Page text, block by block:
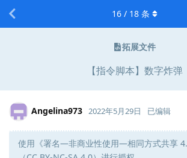
拓展文件
【指令脚本】数字炸弹
16 / 18 条
Angelina973 2022年5月29日 已编辑
使用《署名—非商业性使用—相同方式共享